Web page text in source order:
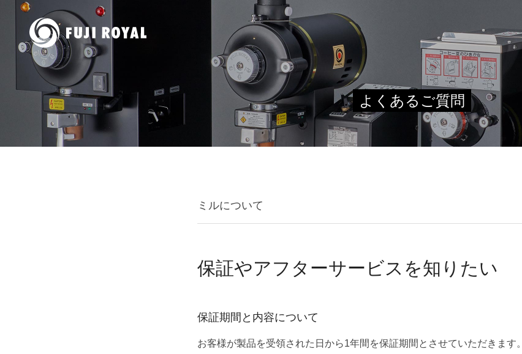
よくあるご質問
ミルについて
保証やアフターサービスを知りたい
保証期間と内容について
お客様が製品を受領された日から1年間を保証期間とさせていただきます。